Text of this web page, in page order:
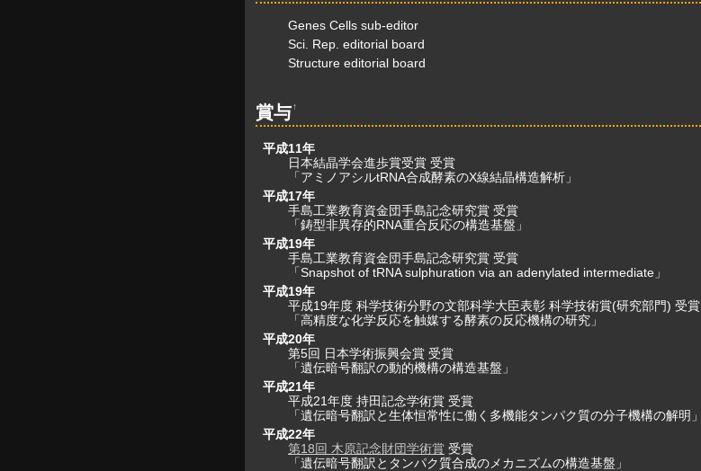
Genes Cells sub-editor
Sci. Rep. editorial board
Structure editorial board
賞与↑
平成11年
日本結晶学会進歩賞受賞 受賞
「アミノアシルtRNA合成酵素のX線結晶構造解析」
平成17年
手島工業教育資金団手島記念研究賞 受賞
「鋳型非異存的RNA重合反応の構造基盤」
平成19年
手島工業教育資金団手島記念研究賞 受賞
「Snapshot of tRNA sulphuration via an adenylated intermediate」
平成19年
平成19年度 科学技術分野の文部科学大臣表彰 科学技術賞(研究部門) 受賞
「高精度な化学反応を触媒する酵素の反応機構の研究」
平成20年
第5回 日本学術振興会賞 受賞
「遺伝暗号翻訳の動的機構の構造基盤」
平成21年
平成21年度 持田記念学術賞 受賞
「遺伝暗号翻訳と生体恒常性に働く多機能タンパク質の分子機構の解明」
平成22年
第18回 木原記念財団学術賞 受賞
「遺伝暗号翻訳とタンパク質合成のメカニズムの構造基盤」